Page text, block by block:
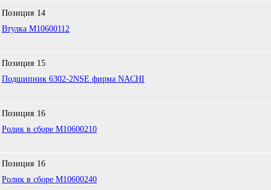
Позиция 14
Втулка M10600112
Позиция 15
Подшипник 6302-2NSE фирма NACHI
Позиция 16
Ролик в сборе M10600210
Позиция 16
Ролик в сборе M10600240